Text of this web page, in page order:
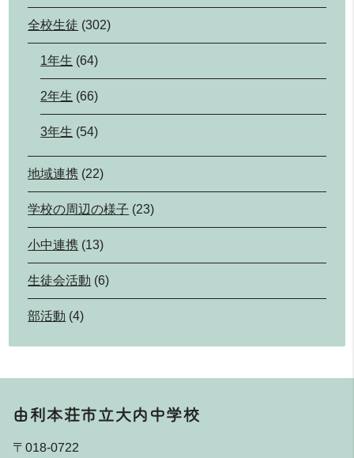
全校生徒 (302)
1年生 (64)
2年生 (66)
3年生 (54)
地域連携 (22)
学校の周辺の様子 (23)
小中連携 (13)
生徒会活動 (6)
部活動 (4)
由利本荘市立大内中学校
〒018-0722